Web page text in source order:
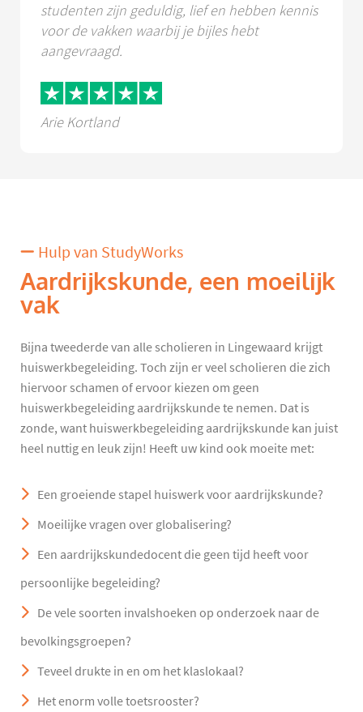
studenten zijn geduldig, lief en hebben kennis
voor de vakken waarbij je bijles hebt
aangevraagd.
Arie Kortland
Hulp van StudyWorks
Aardrijkskunde, een moeilijk
vak
Bijna tweederde van alle scholieren in Lingewaard krijgt
huiswerkbegeleiding. Toch zijn er veel scholieren die zich
hiervoor schamen of ervoor kiezen om geen
huiswerkbegeleiding aardrijkskunde te nemen. Dat is
zonde, want huiswerkbegeleiding aardrijkskunde kan juist
heel nuttig en leuk zijn! Heeft uw kind ook moeite met:
Een groeiende stapel huiswerk voor aardrijkskunde?
Moeilijke vragen over globalisering?
Een aardrijkskundedocent die geen tijd heeft voor
persoonlijke begeleiding?
De vele soorten invalshoeken op onderzoek naar de
bevolkingsgroepen?
Teveel drukte in en om het klaslokaal?
Het enorm volle toetsrooster?